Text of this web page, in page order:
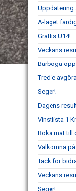
Uppdatering
A-laget
Grattis U14!
Veckans
Barboga
Tredje
Seger!
Dagens
Vinstlista 1
Boka mat till
Välkomna
Tack för
Veckans
Seger!